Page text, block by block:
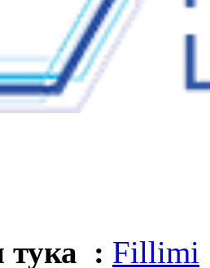
тука : Fillimi